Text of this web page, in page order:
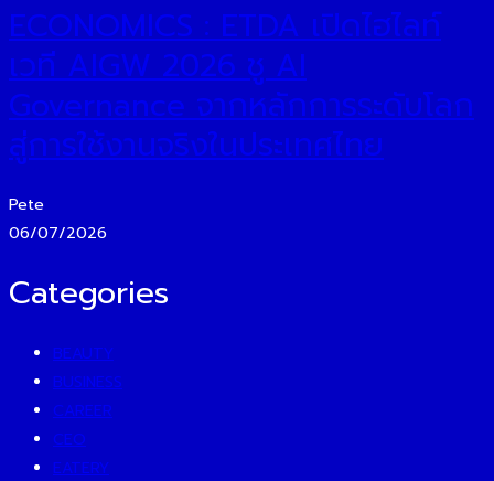
ECONOMICS : ETDA เปิดไฮไลท์
เวที AIGW 2026 ชู AI
Governance จากหลักการระดับโลก
สู่การใช้งานจริงในประเทศไทย
Pete
06/07/2026
Categories
BEAUTY
BUSINESS
CAREER
CEO
EATERY